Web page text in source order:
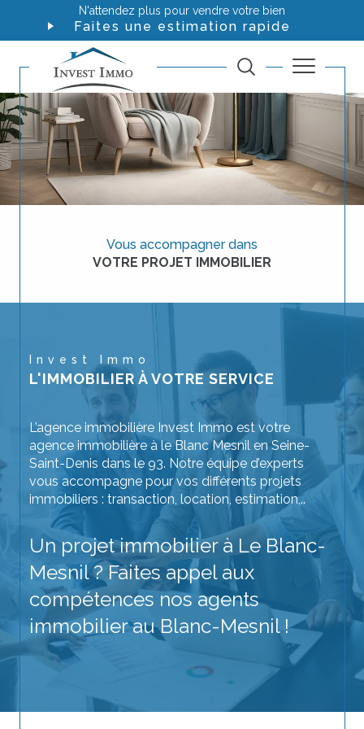
N'attendez plus pour vendre votre bien
Faites une estimation rapide
Vous accompagner dans
VOTRE PROJET IMMOBILIER
Invest Immo
L'IMMOBILIER À VOTRE SERVICE
L’agence immobilière Invest Immo est votre
agence immobilière à le Blanc Mesnil en Seine-
Saint-Denis dans le 93. Notre équipe d’experts
vous accompagne pour vos différents projets
immobiliers : transaction, location, estimation,..
Un projet immobilier à Le Blanc-
Mesnil ? Faites appel aux
compétences nos agents
immobilier au Blanc-Mesnil !
Achetez votre prochain bien immobilier sans